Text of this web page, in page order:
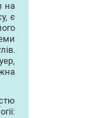
на
є